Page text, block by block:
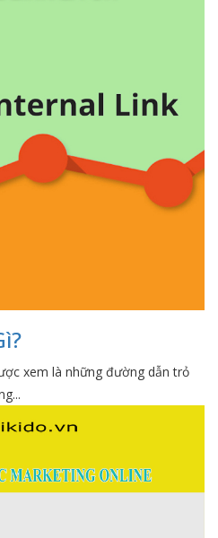
xem là những đường dẫn trỏ